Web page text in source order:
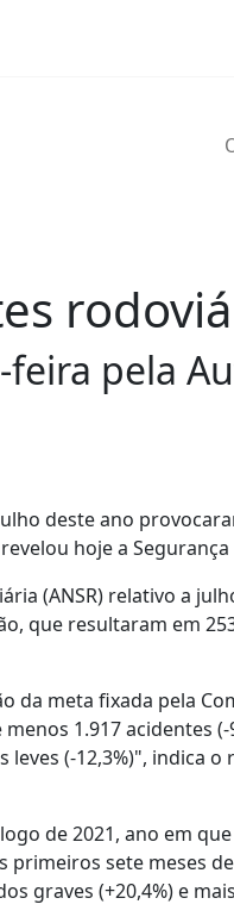
pela
deste ano
hoje a
(ANSR) relativo a
que resultaram em
da meta fixada pela
1.917 acidentes (-
(-12,3%)", indica
de 2021, ano em
sete meses
graves (+20,4%) e